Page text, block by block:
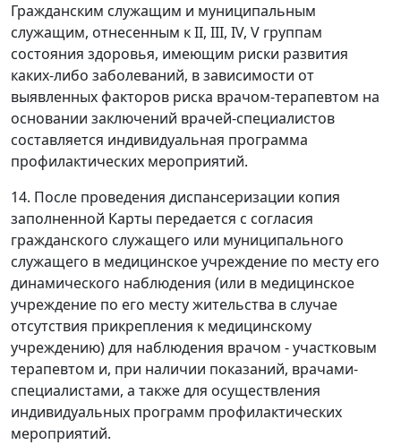
Гражданским служащим и муниципальным
служащим, отнесенным к II, III, IV, V группам
состояния здоровья, имеющим риски развития
каких-либо заболеваний, в зависимости от
выявленных факторов риска врачом-терапевтом на
основании заключений врачей-специалистов
составляется индивидуальная программа
профилактических мероприятий.
14. После проведения диспансеризации копия
заполненной Карты передается с согласия
гражданского служащего или муниципального
служащего в медицинское учреждение по месту его
динамического наблюдения (или в медицинское
учреждение по его месту жительства в случае
отсутствия прикрепления к медицинскому
учреждению) для наблюдения врачом - участковым
терапевтом и, при наличии показаний, врачами-
специалистами, а также для осуществления
индивидуальных программ профилактических
мероприятий.